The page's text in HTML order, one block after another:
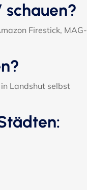
schauen?
Firestick, MAG-
Landshut selbst